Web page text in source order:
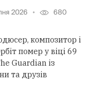
2026 680
композитор і
помер у віці 69
Guardian із
та друзів